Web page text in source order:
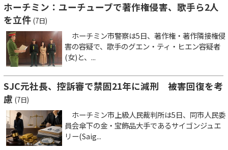
ホーチミン：ユーチューブで著作権侵害、歌手ら2人
を立件 (7日)
ホーチミン市警察は5日、著作権・著作隣接権侵
害の容疑で、歌手のグエン・ティ・ヒエン容疑者
(女)と、...
SJC元社長、控訴審で禁固21年に減刑 被害回復を考
慮 (7日)
ホーチミン市上級人民裁判所は5日、同市人民委
員会傘下の金・宝飾品大手であるサイゴンジュエ
リー(Saig...